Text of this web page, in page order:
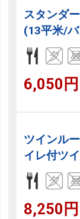
スタンダ
(13平米/
6,050
ツインル
イレ付ツ
8,250